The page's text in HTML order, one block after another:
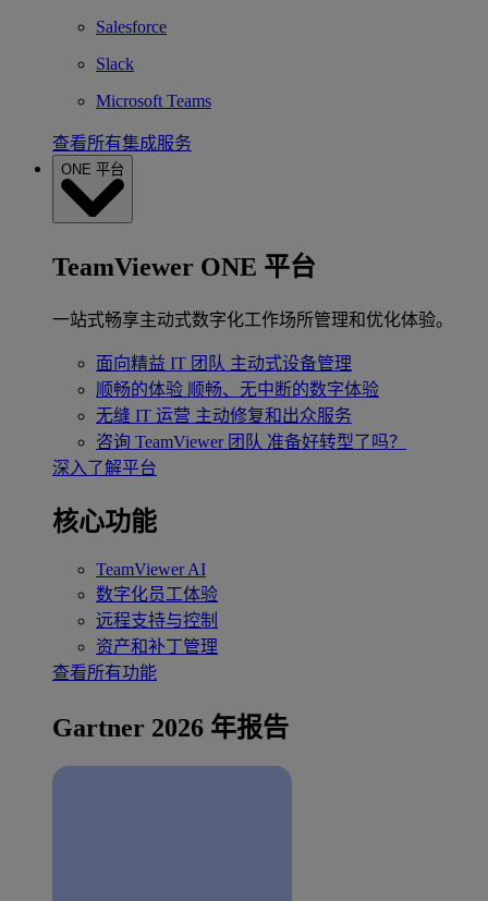
Salesforce
Slack
Microsoft Teams
查看所有集成服务
ONE 平台
TeamViewer ONE 平台
一站式畅享主动式数字化工作场所管理和优化体验。
面向精益 IT 团队 主动式设备管理
顺畅的体验 顺畅、无中断的数字体验
无缝 IT 运营 主动修复和出众服务
咨询 TeamViewer 团队 准备好转型了吗？
深入了解平台
核心功能
TeamViewer AI
数字化员工体验
远程支持与控制
资产和补丁管理
查看所有功能
Gartner 2026 年报告